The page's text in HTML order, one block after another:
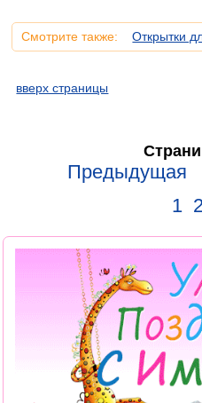
Смотрите также: Открытки
вверх страницы
Предыдущая
1